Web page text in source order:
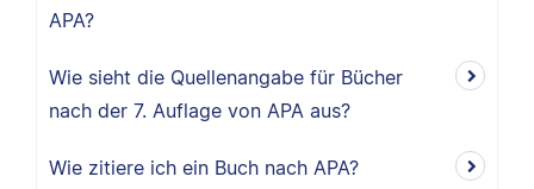
APA?
Wie sieht die Quellenangabe für Bücher
nach der 7. Auflage von APA aus?
Wie zitiere ich ein Buch nach APA?